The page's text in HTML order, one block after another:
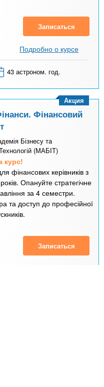
Записаться
Подробно о курсе
43 астроном. год.
Фінансовий
Бізнесу та
(МАБІТ)
курс!
фінансових керівників з
Опануйте стратегічне
за 4 семестри.
та доступ до професійної
Акция
Записаться